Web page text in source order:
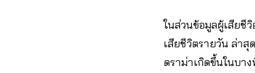
ในส่วนข้อมูลผู้เสียชี
เสียชีวิตรายวัน ล่า
ดราม่าเกิดขึ้นในบา